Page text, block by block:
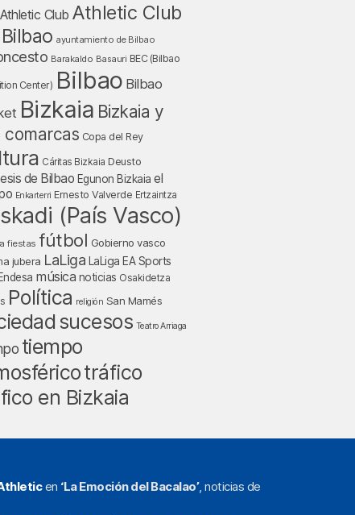
Athletic Club Athletic Club
ayuntamiento de Bilbao
Barakaldo Basauri BEC (Bilbao
Center) Bilbao Bilbao
Bizkaia Bizkaia y
comarcas Copa del Rey
Cáritas Bizkaia Deusto
de Bilbao Egunon Bizkaia el
Enkarterri Ernesto Valverde Ertzaintza
(País Vasco)
fiestas fútbol Gobierno vasco
jubera LaLiga LaLiga EA Sports
música noticias Osakidetza
Política religión San Mamés
sucesos Teatro Arriaga
tiempo
tráfico
en Bizkaia
en ‘La Emoción del Bacalao’, noticias de